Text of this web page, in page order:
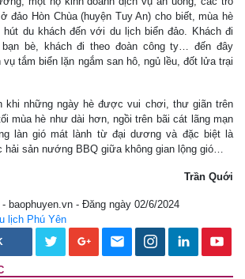
đảo Hòn Chùa (huyện Tuy An) cho biết, mùa hè
hút du khách đến với du lịch biển đảo. Khách đi
bè, khách đi theo đoàn công ty… đến đây
tắm biển lặn ngắm san hô, ngủ lều, đốt lửa trại
khi những ngày hè được vui chơi, thư giãn trên
mùa hè như dài hơn, ngồi trên bãi cát lãng mạn
làn gió mát lành từ đại dương và đặc biệt là
sản nướng BBQ giữa không gian lộng gió…
Trần Quới
baophuyen.vn - Đăng ngày 02/6/2024
lịch Phú Yên